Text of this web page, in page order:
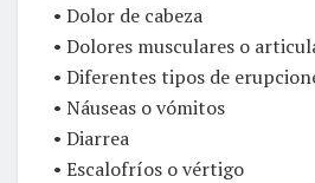
• Dolor de cabeza
• Dolores musculares o
• Diferentes tipos de
• Náuseas o vómitos
• Diarrea
• Escalofríos o vértigo